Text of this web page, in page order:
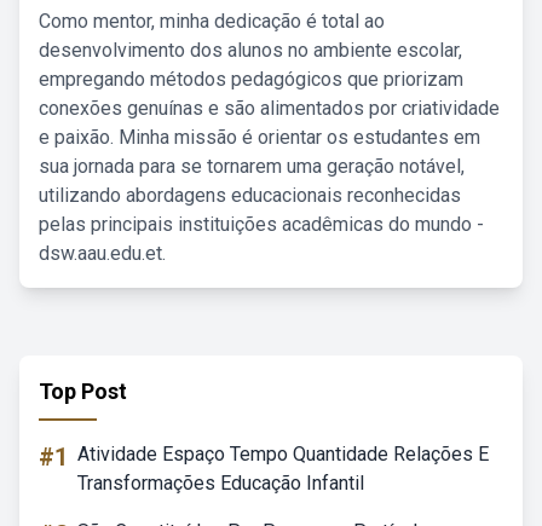
Como mentor, minha dedicação é total ao
desenvolvimento dos alunos no ambiente escolar,
empregando métodos pedagógicos que priorizam
conexões genuínas e são alimentados por criatividade
e paixão. Minha missão é orientar os estudantes em
sua jornada para se tornarem uma geração notável,
utilizando abordagens educacionais reconhecidas
pelas principais instituições acadêmicas do mundo -
dsw.aau.edu.et.
Top Post
#1 Atividade Espaço Tempo Quantidade Relações E
Transformações Educação Infantil